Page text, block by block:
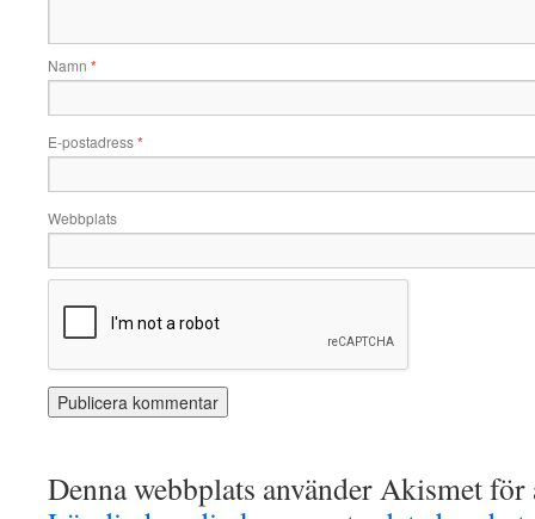
Namn *
E-postadress*
Webbplats
Denna webbplats använder Akismet